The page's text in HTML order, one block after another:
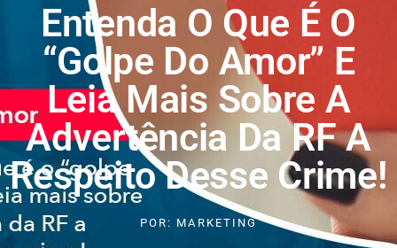
Entenda O Que É O
“golpe Do Amor” E
Leia Mais Sobre A
Advertência Da RF A
Respeito Desse Crime!
POR: MARKETING